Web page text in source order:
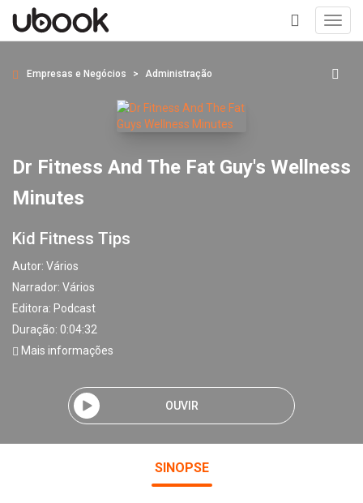
+
Empresas e Negócios Administração
Dr Fitness And The Fat Guy's Wellness
Minutes
Kid Fitness Tips
Autor: Vários
Narrador: Vários
Editora: Podcast
Duração: 0:04:32
Mais informações
OUVIR
SINOPSE